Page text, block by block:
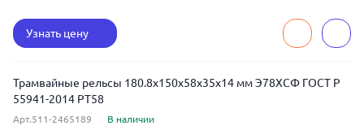
Узнать цену
Трамвайные рельсы 180.8x150x58x35x14 мм Э78ХСФ ГОСТ Р
55941-2014 РТ58
Арт.511-2465189 В наличии